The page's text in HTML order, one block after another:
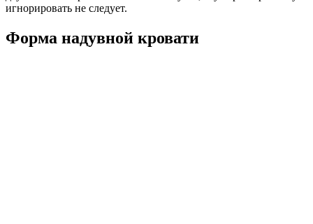
игнорировать не следует.
Форма надувной кровати